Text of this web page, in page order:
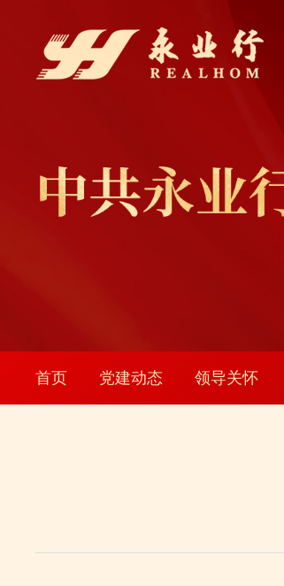
首页 党建动态 领导关怀